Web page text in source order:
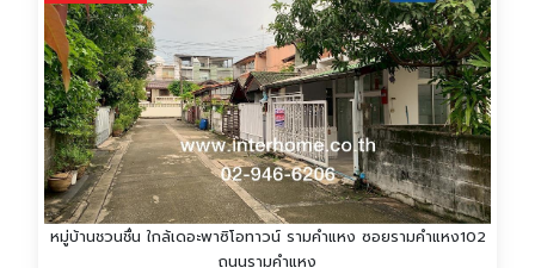
หมู่บ้านชวนชื่น ใกล้เดอะพาซิโอทาวน์ รามคำแหง ซอยรามคำแหง102
ถนนรามคำแหง